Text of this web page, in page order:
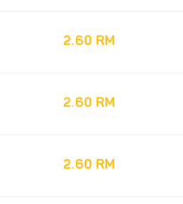
2.60 RM
2.60 RM
2.60 RM